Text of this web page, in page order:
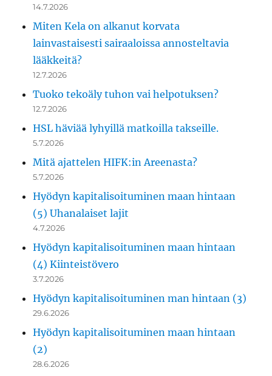
14.7.2026
Miten Kela on alkanut korvata
lainvastaisesti sairaaloissa annosteltavia
lääkkeitä?
12.7.2026
Tuoko tekoäly tuhon vai helpotuksen?
12.7.2026
HSL häviää lyhyillä matkoilla takseille.
5.7.2026
Mitä ajattelen HIFK:in Areenasta?
5.7.2026
Hyödyn kapitalisoituminen maan hintaan
(5) Uhanalaiset lajit
4.7.2026
Hyödyn kapitalisoituminen maan hintaan
(4) Kiinteistövero
3.7.2026
Hyödyn kapitalisoituminen man hintaan (3)
29.6.2026
Hyödyn kapitalisoituminen maan hintaan
(2)
28.6.2026